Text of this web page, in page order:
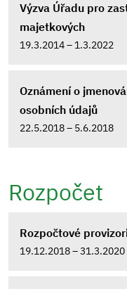
Výzva Úřadu pro
majetkových
19.3.2014 – 1.3.2022
Oznámení o
osobních údajů
22.5.2018 – 5.6.2018
Rozpočet
Rozpočtové
19.12.2018 – 31.3.2020